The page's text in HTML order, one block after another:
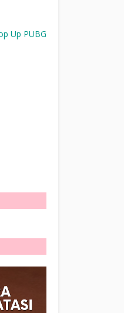
Up PUBG